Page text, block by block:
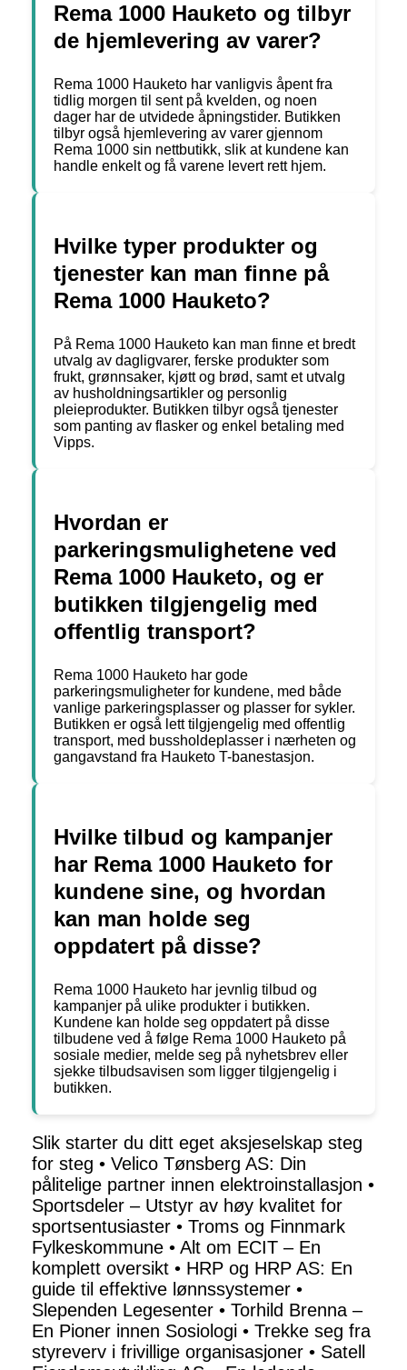
Rema 1000 Hauketo og tilbyr
de hjemlevering av varer?
Rema 1000 Hauketo har vanligvis åpent fra
tidlig morgen til sent på kvelden, og noen
dager har de utvidede åpningstider. Butikken
tilbyr også hjemlevering av varer gjennom
Rema 1000 sin nettbutikk, slik at kundene kan
handle enkelt og få varene levert rett hjem.
Hvilke typer produkter og
tjenester kan man finne på
Rema 1000 Hauketo?
På Rema 1000 Hauketo kan man finne et bredt
utvalg av dagligvarer, ferske produkter som
frukt, grønnsaker, kjøtt og brød, samt et utvalg
av husholdningsartikler og personlig
pleieprodukter. Butikken tilbyr også tjenester
som panting av flasker og enkel betaling med
Vipps.
Hvordan er
parkeringsmulighetene ved
Rema 1000 Hauketo, og er
butikken tilgjengelig med
offentlig transport?
Rema 1000 Hauketo har gode
parkeringsmuligheter for kundene, med både
vanlige parkeringsplasser og plasser for sykler.
Butikken er også lett tilgjengelig med offentlig
transport, med bussholdeplasser i nærheten og
gangavstand fra Hauketo T-banestasjon.
Hvilke tilbud og kampanjer
har Rema 1000 Hauketo for
kundene sine, og hvordan
kan man holde seg
oppdatert på disse?
Rema 1000 Hauketo har jevnlig tilbud og
kampanjer på ulike produkter i butikken.
Kundene kan holde seg oppdatert på disse
tilbudene ved å følge Rema 1000 Hauketo på
sosiale medier, melde seg på nyhetsbrev eller
sjekke tilbudsavisen som ligger tilgjengelig i
butikken.
Slik starter du ditt eget aksjeselskap steg
for steg • Velico Tønsberg AS: Din
pålitelige partner innen elektroinstallasjon •
Sportsdeler – Utstyr av høy kvalitet for
sportsentusiaster • Troms og Finnmark
Fylkeskommune • Alt om ECIT – En
komplett oversikt • HRP og HRP AS: En
guide til effektive lønnssystemer •
Slependen Legesenter • Torhild Brenna –
En Pioner innen Sosiologi • Trekke seg fra
styreverv i frivillige organisasjoner • Satell